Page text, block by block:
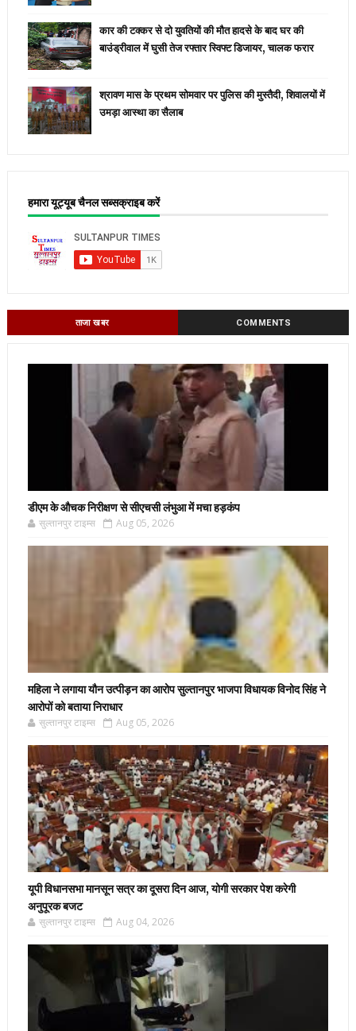
कार की टक्कर से दो युवतियों की मौत हादसे के बाद घर की
बाउंड्रीवाल में घुसी तेज रफ्तार स्विफ्ट डिजायर, चालक फरार
श्रावण मास के प्रथम सोमवार पर पुलिस की मुस्तैदी, शिवालयों में
उमड़ा आस्था का सैलाब
हमारा यूट्यूब चैनल सब्सक्राइब करें
ताजा खबर COMMENTS
डीएम के औचक निरीक्षण से सीएचसी लंभुआ में मचा हड़कंप
सुल्तानपुर टाइम्स Aug 05, 2026
महिला ने लगाया यौन उत्पीड़न का आरोप सुल्तानपुर भाजपा विधायक विनोद सिंह ने
आरोपों को बताया निराधार
सुल्तानपुर टाइम्स Aug 05, 2026
यूपी विधानसभा मानसून सत्र का दूसरा दिन आज, योगी सरकार पेश करेगी
अनुपूरक बजट
सुल्तानपुर टाइम्स Aug 04, 2026